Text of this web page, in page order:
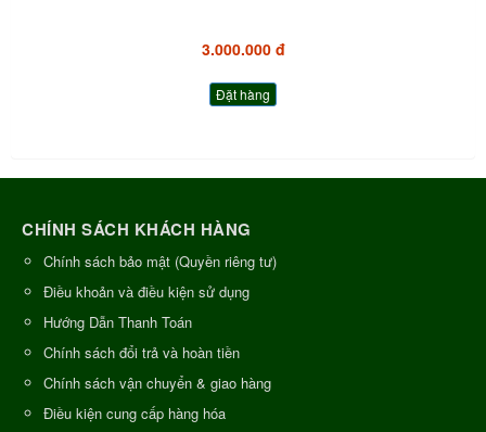
3.000.000 đ
Đặt hàng
CHÍNH SÁCH KHÁCH HÀNG
Chính sách bảo mật (Quyền riêng tư)
Điều khoản và điều kiện sử dụng
Hướng Dẫn Thanh Toán
Chính sách đổi trả và hoàn tiền
Chính sách vận chuyển & giao hàng
Điều kiện cung cấp hàng hóa